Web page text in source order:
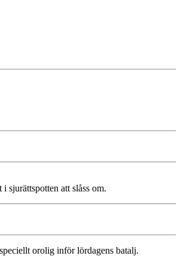
i sjurättspotten att slåss om.
orolig inför lördagens batalj.